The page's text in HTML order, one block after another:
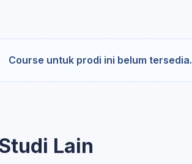
Course untuk prodi ini belum tersedia.
Lain